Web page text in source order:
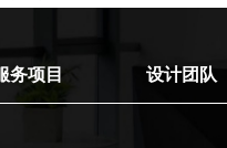
务项目 设计团队